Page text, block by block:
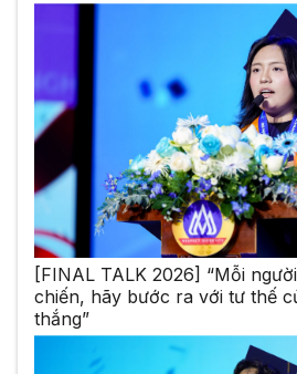
[FINAL TALK 2026] “Mỗi
chiến, hãy bước ra với tư thế
thắng”